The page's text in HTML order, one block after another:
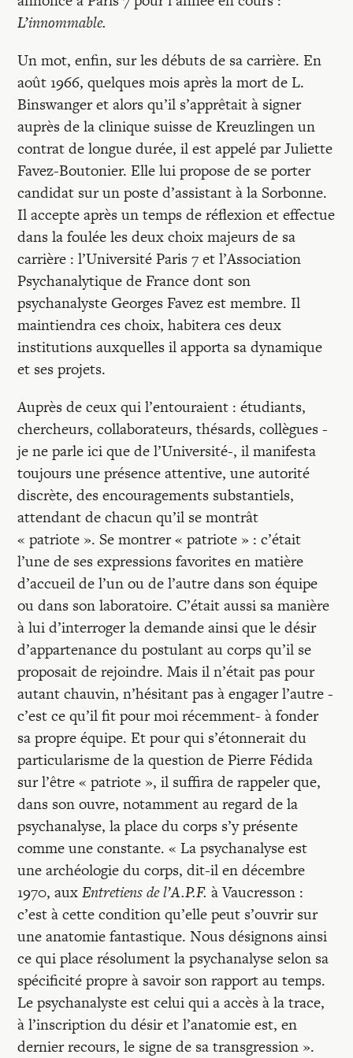
L’innommable.
Un mot, enfin, sur les débuts de sa carrière. En
août 1966, quelques mois après la mort de L.
Binswanger et alors qu’il s’apprêtait à signer
auprès de la clinique suisse de Kreuzlingen un
contrat de longue durée, il est appelé par Juliette
Favez-Boutonier. Elle lui propose de se porter
candidat sur un poste d’assistant à la Sorbonne.
Il accepte après un temps de réflexion et effectue
dans la foulée les deux choix majeurs de sa
carrière : l’Université Paris 7 et l’Association
Psychanalytique de France dont son
psychanalyste Georges Favez est membre. Il
maintiendra ces choix, habitera ces deux
institutions auxquelles il apporta sa dynamique
et ses projets.
Auprès de ceux qui l’entouraient : étudiants,
chercheurs, collaborateurs, thésards, collègues -
je ne parle ici que de l’Université-, il manifesta
toujours une présence attentive, une autorité
discrète, des encouragements substantiels,
attendant de chacun qu’il se montrât
« patriote ». Se montrer « patriote » : c’était
l’une de ses expressions favorites en matière
d’accueil de l’un ou de l’autre dans son équipe
ou dans son laboratoire. C’était aussi sa manière
à lui d’interroger la demande ainsi que le désir
d’appartenance du postulant au corps qu’il se
proposait de rejoindre. Mais il n’était pas pour
autant chauvin, n’hésitant pas à engager l’autre -
c’est ce qu’il fit pour moi récemment- à fonder
sa propre équipe. Et pour qui s’étonnerait du
particularisme de la question de Pierre Fédida
sur l’être « patriote », il suffira de rappeler que,
dans son ouvre, notamment au regard de la
psychanalyse, la place du corps s’y présente
comme une constante. « La psychanalyse est
une archéologie du corps, dit-il en décembre
1970, auxEntretiens de l’A.P.F.à Vaucresson :
c’est à cette condition qu’elle peut s’ouvrir sur
une anatomie fantastique. Nous désignons ainsi
ce qui place résolument la psychanalyse selon sa
spécificité propre à savoir son rapport au temps.
Le psychanalyste est celui qui a accès à la trace,
à l’inscription du désir et l’anatomie est, en
dernier recours, le signe de sa transgression ».